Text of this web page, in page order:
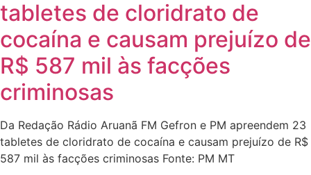
tabletes de cloridrato de
cocaína e causam prejuízo de
R$ 587 mil às facções
criminosas
Da Redação Rádio Aruanã FM Gefron e PM apreendem 23
tabletes de cloridrato de cocaína e causam prejuízo de R$
587 mil às facções criminosas Fonte: PM MT